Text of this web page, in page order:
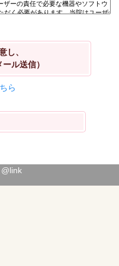
し、
ル送信）
ら